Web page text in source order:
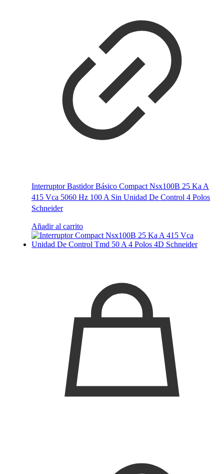
Interruptor Bastidor Básico Compact Nsx100B 25 Ka A
415 Vca 5060 Hz 100 A Sin Unidad De Control 4 Polos
Schneider
Añadir al carrito